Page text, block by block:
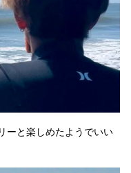
ーと楽しめたようでいい